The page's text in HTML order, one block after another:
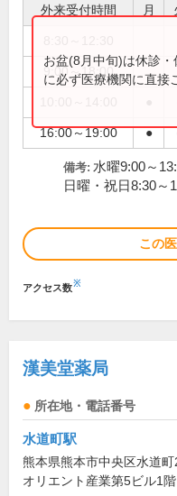
外来受付時間 月
9:00～18:00
16:00～19:00 ●
お盆(8月中旬)は休診
に必ず医療機関に直接
備考: 水曜9:00～
日曜・祝日8:30～
この
アクセス数※
漢美堂薬局
所在地・電話番号
水道町駅
熊本県熊本市中央区水道町
オリエント産業第5ビル1階